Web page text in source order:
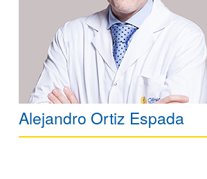
Alejandro Ortiz Espada